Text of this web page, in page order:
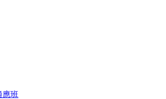
應班